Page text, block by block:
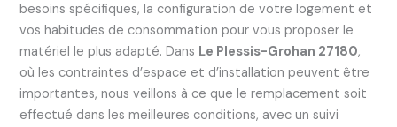
besoins spécifiques, la configuration de votre logement et
vos habitudes de consommation pour vous proposer le
matériel le plus adapté. Dans Le Plessis-Grohan 27180,
où les contraintes d’espace et d’installation peuvent être
importantes, nous veillons à ce que le remplacement soit
effectué dans les meilleures conditions, avec un suivi